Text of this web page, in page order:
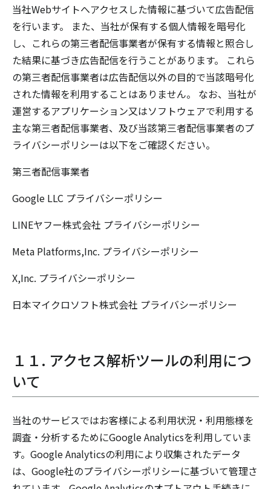
当社Webサイトへアクセスした情報に基づいて広告配信
を行います。 また、当社が保有する個人情報を暗号化
し、これらの第三者配信事業者が保有する情報と照合し
た結果に基づき広告配信を行うことがあります。 これら
の第三者配信事業者は広告配信以外の目的で当該暗号化
された情報を利用することはありません。 なお、当社が
運営するアプリケーション又はソフトウェアで利用する
主な第三者配信事業者、及び当該第三者配信事業者のプ
ライバシーポリシーは以下をご確認ください。
第三者配信事業者
Google LLC プライバシーポリシー
LINEヤフー株式会社 プライバシーポリシー
Meta Platforms,Inc. プライバシーポリシー
X,Inc. プライバシーポリシー
日本マイクロソフト株式会社 プライバシーポリシー
１１. アクセス解析ツールの利用につ
いて
当社のサービスではお客様による利用状況・利用態様を
調査・分析するためにGoogle Analyticsを利用していま
す。Google Analyticsの利用により収集されたデータ
は、Google社のプライバシーポリシーに基づいて管理さ